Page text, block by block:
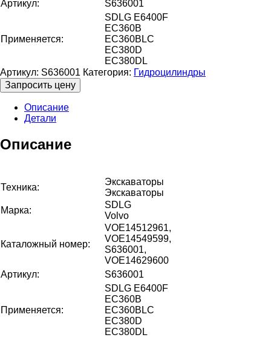
Артикул:
S636001
Применяется:
SDLG E6400F
EC360B
EC360BLC
EC380D
EC380DL
Артикул: S636001 Категория: Гидроцилиндры
Запросить цену
Описание
Детали
Описание
Техника:
Экскаваторы
Экскаваторы
Марка:
SDLG
Volvo
Каталожный номер:
VOE14512961,
VOE14549599,
S636001,
VOE14629600
Артикул:
S636001
Применяется:
SDLG E6400F
EC360B
EC360BLC
EC380D
EC380DL